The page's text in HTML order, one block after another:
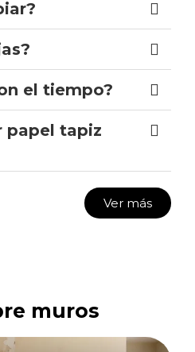
el tiempo?
papel tapiz
Ver más
muros